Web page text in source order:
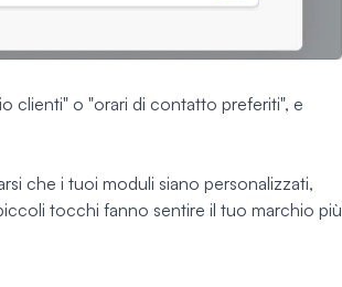
clienti" o "orari di contatto preferiti", e
che i tuoi moduli siano personalizzati,
tocchi fanno sentire il tuo marchio più